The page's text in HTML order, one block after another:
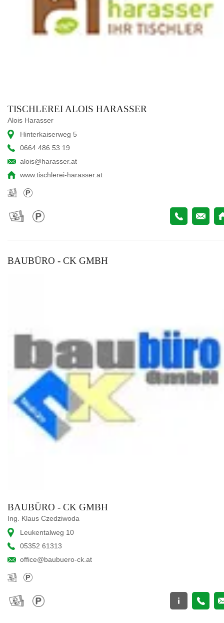
TISCHLEREI ALOIS HARASSER
Alois Harasser
Hinterkaiserweg 5
0664 486 53 19
alois@harasser.at
www.tischlerei-harasser.at
BAUBÜRO - CK GMBH
BAUBÜRO - CK GMBH
Ing. Klaus Czedziwoda
Leukentalweg 10
05352 61313
office@baubuero-ck.at